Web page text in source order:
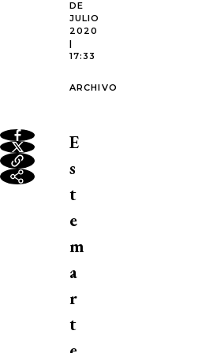
DE
JULIO
2020
|
17:33
ARCHIVO
E
s
t
e
m
a
r
t